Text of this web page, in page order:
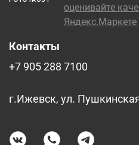
Контакты
+7 905 288 7100
г.Ижевск, ул.